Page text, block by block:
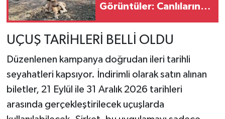
Görüntüler: Canlıların
Kamerada
UÇUŞ TARİHLERİ BELLİ OLDU
Düzenlenen kampanya doğrudan ileri tarihli
seyahatleri kapsıyor. İndirimli olarak satın alınan
biletler, 21 Eylül ile 31 Aralık 2026 tarihleri
arasında gerçekleştirilecek uçuşlarda